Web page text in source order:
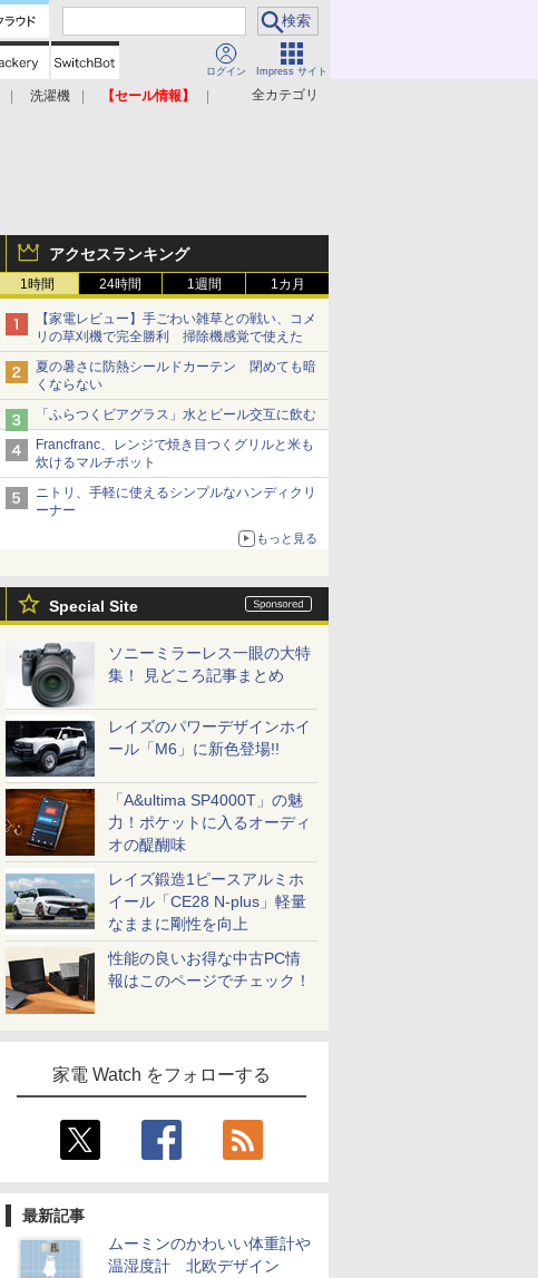
ログイン Impress サイト
全カテゴリ
洗濯機
【セール情報】
アクセスランキング
1時間 24時間 1週間 1カ月
【家電レビュー】手ごわい雑草との戦い、コメ
リの草刈機で完全勝利 掃除機感覚で使えた
夏の暑さに防熱シールドカーテン 閉めても暗
くならない
「ふらつくビアグラス」水とビール交互に飲む
Francfranc、レンジで焼き目つくグリルと米も
炊けるマルチポット
ニトリ、手軽に使えるシンプルなハンディクリ
ーナー
もっと見る
Special Site
ソニーミラーレス一眼の大特
集！ 見どころ記事まとめ
レイズのパワーデザインホイ
ール「M6」に新色登場!!
「A&ultima SP4000T」の魅
力！ポケットに入るオーディ
オの醍醐味
レイズ鍛造1ピースアルミホ
イール「CE28 N-plus」軽量
なままに剛性を向上
性能の良いお得な中古PC情
報はこのページでチェック！
家電 Watch をフォローする
最新記事
ムーミンのかわいい体重計や
温湿度計 北欧デザイン